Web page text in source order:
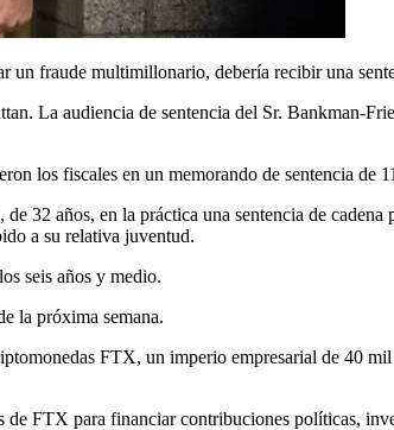
un fraude multimillonario, debería recibir una
La audiencia de sentencia del Sr. Bankman-
los fiscales en un memorando de sentencia de
32 años, en la práctica una sentencia de cadena
a su relativa juventud.
seis años y medio.
la próxima semana.
FTX, un imperio empresarial de 40
FTX para financiar contribuciones políticas,